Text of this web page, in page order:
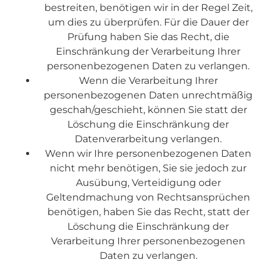
bestreiten, benötigen wir in der Regel Zeit,
um dies zu überprüfen. Für die Dauer der
Prüfung haben Sie das Recht, die
Einschränkung der Verarbeitung Ihrer
personenbezogenen Daten zu verlangen.
Wenn die Verarbeitung Ihrer
personenbezogenen Daten unrechtmäßig
geschah/geschieht, können Sie statt der
Löschung die Einschränkung der
Datenverarbeitung verlangen.
Wenn wir Ihre personenbezogenen Daten
nicht mehr benötigen, Sie sie jedoch zur
Ausübung, Verteidigung oder
Geltendmachung von Rechtsansprüchen
benötigen, haben Sie das Recht, statt der
Löschung die Einschränkung der
Verarbeitung Ihrer personenbezogenen
Daten zu verlangen.